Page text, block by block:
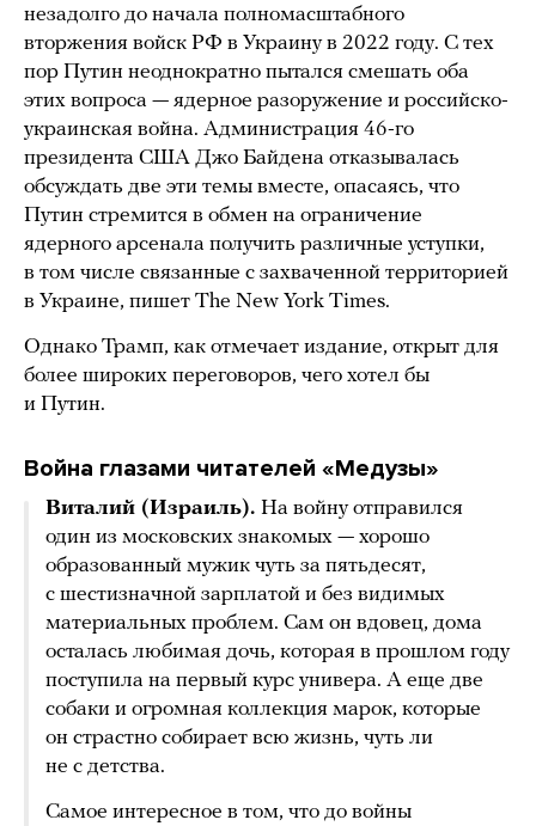
незадолго до начала полномасштабного
вторжения войск РФ в Украину в 2022 году. С тех
пор Путин неоднократно пытался смешать оба
этих вопроса — ядерное разоружение и российско-
украинская война. Администрация 46-го
президента США Джо Байдена отказывалась
обсуждать две эти темы вместе, опасаясь, что
Путин стремится в обмен на ограничение
ядерного арсенала получить различные уступки,
в том числе связанные с захваченной территорией
в Украине, пишет The New York Times.
Однако Трамп, как отмечает издание, открыт для
более широких переговоров, чего хотел бы
и Путин.
Война глазами читателей «Медузы»
Виталий (Израиль). На войну отправился
один из московских знакомых — хорошо
образованный мужик чуть за пятьдесят,
с шестизначной зарплатой и без видимых
материальных проблем. Сам он вдовец, дома
осталась любимая дочь, которая в прошлом году
поступила на первый курс универа. А еще две
собаки и огромная коллекция марок, которые
он страстно собирает всю жизнь, чуть ли
не с детства.
Самое интересное в том, что до войны